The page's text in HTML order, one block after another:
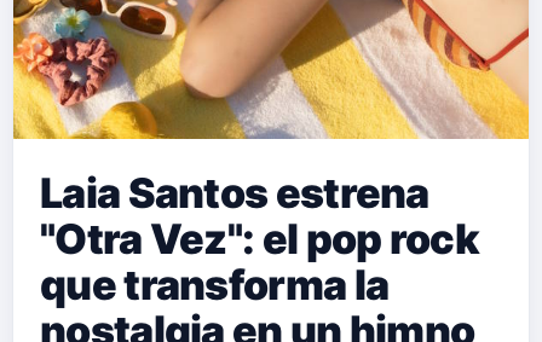
Laia Santos estrena
"Otra Vez": el pop rock
que transforma la
nostalgia en un himno